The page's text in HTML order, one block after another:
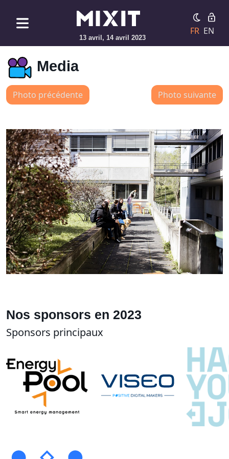
13 avril, 14 avril 2023
FR EN
Media
Photo précédente Photo suivante
Nos sponsors en 2023
Sponsors principaux